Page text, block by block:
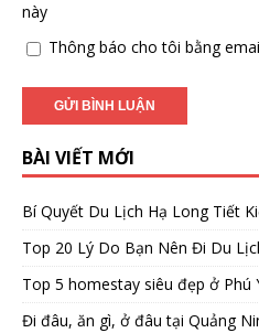
này
Thông báo cho tôi bằng
BÀI VIẾT MỚI
Bí Quyết Du Lịch Hạ Long Tiết
Top 20 Lý Do Bạn Nên Đi Du
Top 5 homestay siêu đẹp ở Phú
Đi đâu, ăn gì, ở đâu tại Quảng